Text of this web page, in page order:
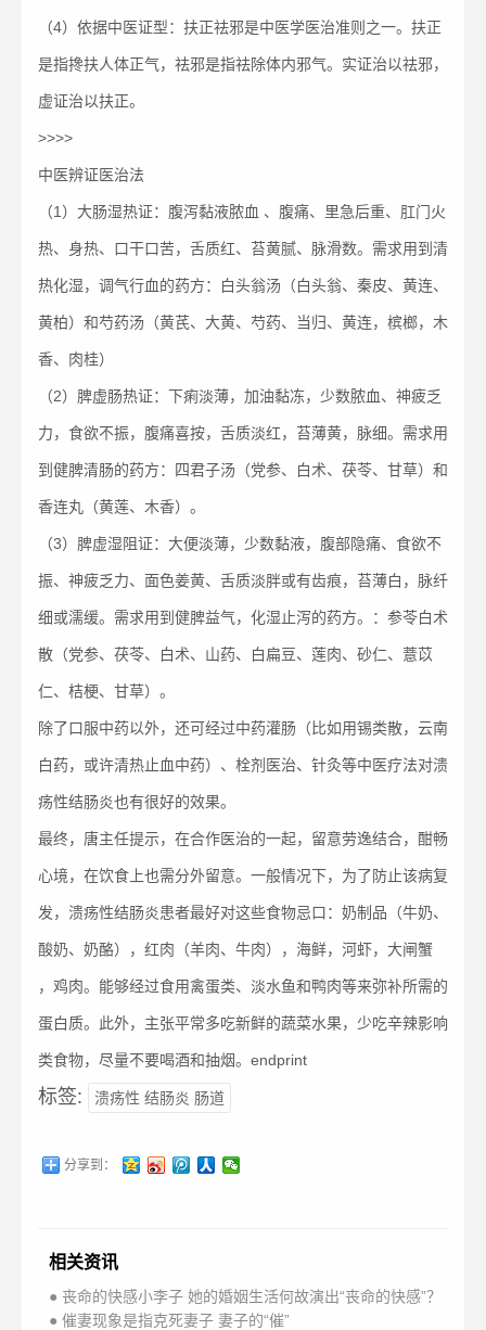
（4）依据中医证型：扶正祛邪是中医学医治准则之一。扶正
是指搀扶人体正气，祛邪是指祛除体内邪气。实证治以祛邪，
虚证治以扶正。
>>>>
中医辨证医治法
（1）大肠湿热证：腹泻黏液脓血 、腹痛、里急后重、肛门火
热、身热、口干口苦，舌质红、苔黄腻、脉滑数。需求用到清
热化湿，调气行血的药方：白头翁汤（白头翁、秦皮、黄连、
黄柏）和芍药汤（黄芪、大黄、芍药、当归、黄连，槟榔，木
香、肉桂）
（2）脾虚肠热证：下痢淡薄，加油黏冻，少数脓血、神疲乏
力，食欲不振，腹痛喜按，舌质淡红，苔薄黄，脉细。需求用
到健脾清肠的药方：四君子汤（党参、白术、茯苓、甘草）和
香连丸（黄莲、木香）。
（3）脾虚湿阻证：大便淡薄，少数黏液，腹部隐痛、食欲不
振、神疲乏力、面色姜黄、舌质淡胖或有齿痕，苔薄白，脉纤
细或濡缓。需求用到健脾益气，化湿止泻的药方。：参苓白术
散（党参、茯苓、白术、山药、白扁豆、莲肉、砂仁、薏苡
仁、桔梗、甘草）。
除了口服中药以外，还可经过中药灌肠（比如用锡类散，云南
白药，或许清热止血中药）、栓剂医治、针灸等中医疗法对溃
疡性结肠炎也有很好的效果。
最终，唐主任提示，在合作医治的一起，留意劳逸结合，酣畅
心境，在饮食上也需分外留意。一般情况下，为了防止该病复
发，溃疡性结肠炎患者最好对这些食物忌口：奶制品（牛奶、
酸奶、奶酪），红肉（羊肉、牛肉），海鲜，河虾，大闸蟹
，鸡肉。能够经过食用禽蛋类、淡水鱼和鸭肉等来弥补所需的
蛋白质。此外，主张平常多吃新鲜的蔬菜水果，少吃辛辣影响
类食物，尽量不要喝酒和抽烟。endprint
标签: 溃疡性 结肠炎 肠道
分享到：
相关资讯
● 丧命的快感小李子 她的婚姻生活何故演出“丧命的快感”？
● 催妻现象是指克死妻子 妻子的“催”